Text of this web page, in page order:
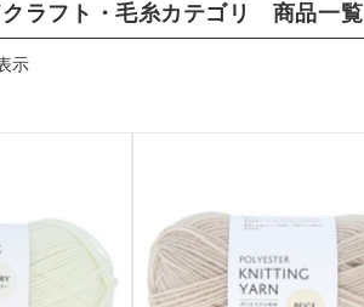
クラフト・毛糸カテゴリ 商品一覧
示